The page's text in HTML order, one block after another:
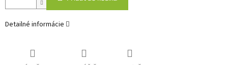
Detailné informácie